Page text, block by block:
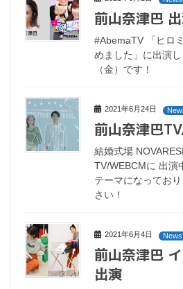
前山奈津巴
#AbemaTV 「ヒロ
めました」に出演
（金）です！
2021年6月24日
前山奈津巴
結婚式場
TV/WEBCMに 出演
テーマになってお
さい！
2021年6月4日 News
前山奈津巴
出演